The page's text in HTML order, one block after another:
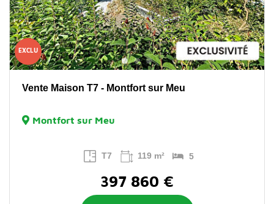
EXCLU
Vente Maison T7 - Montfort sur Meu
Montfort sur Meu
T7 119 m² 5
397 860 €